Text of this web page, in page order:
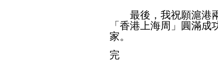
最後，我祝願滬港兩
「香港上海周」圓滿
家。
完